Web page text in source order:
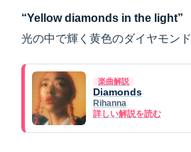
“Yellow diamonds in the light”
光の中で輝く黄色のダイヤモンド
楽曲解説
Diamonds
Rihanna
詳しい解説を読む